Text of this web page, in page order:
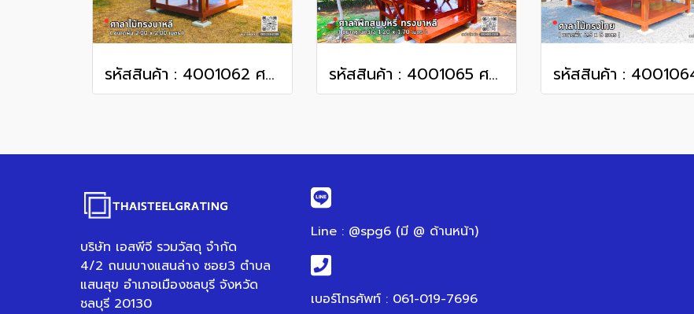
รหัสสินค้า : 4001062 ศาลาทรงโมเดิร์น ขนาดพื้น 2.0 x 2.0 เมตร รหัสสินค้า : 4001065 ศาลาพักสูบบุหรี่ ทรงบาหลี ขนาดพื้น 1.20 x 1.70 เมตร
บริษัท เอสพีจี รวมวัสดุ จำกัด
4/2 ถนนบางแสนล่าง ซอย3 ตำบล
แสนสุข อำเภอเมืองชลบุรี จังหวัด
ชลบุรี 20130
Line : @spg6 (มี @ ด้านหน้า)
เบอร์โทรศัพท์ : 061-019-7696